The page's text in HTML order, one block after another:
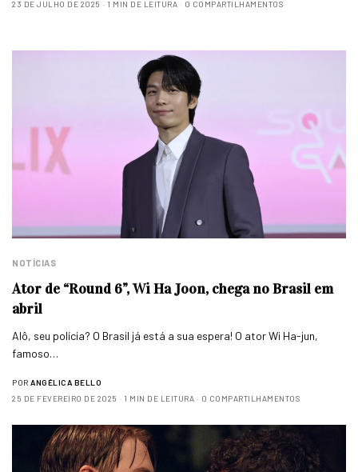
23 DE JULHO DE 2025 1 MIN DE LEITURA 0 COMPARTILHAMENTOS
NOTÍCIAS
Ator de “Round 6”, Wi Ha Joon, chega no Brasil em
abril
Alô, seu polícia? O Brasil já está a sua espera! O ator Wi Ha-jun,
famoso…
POR ANGÉLICA BELLO
25 DE FEVEREIRO DE 2025
1 MIN DE LEITURA 0 COMPARTILHAMENTOS